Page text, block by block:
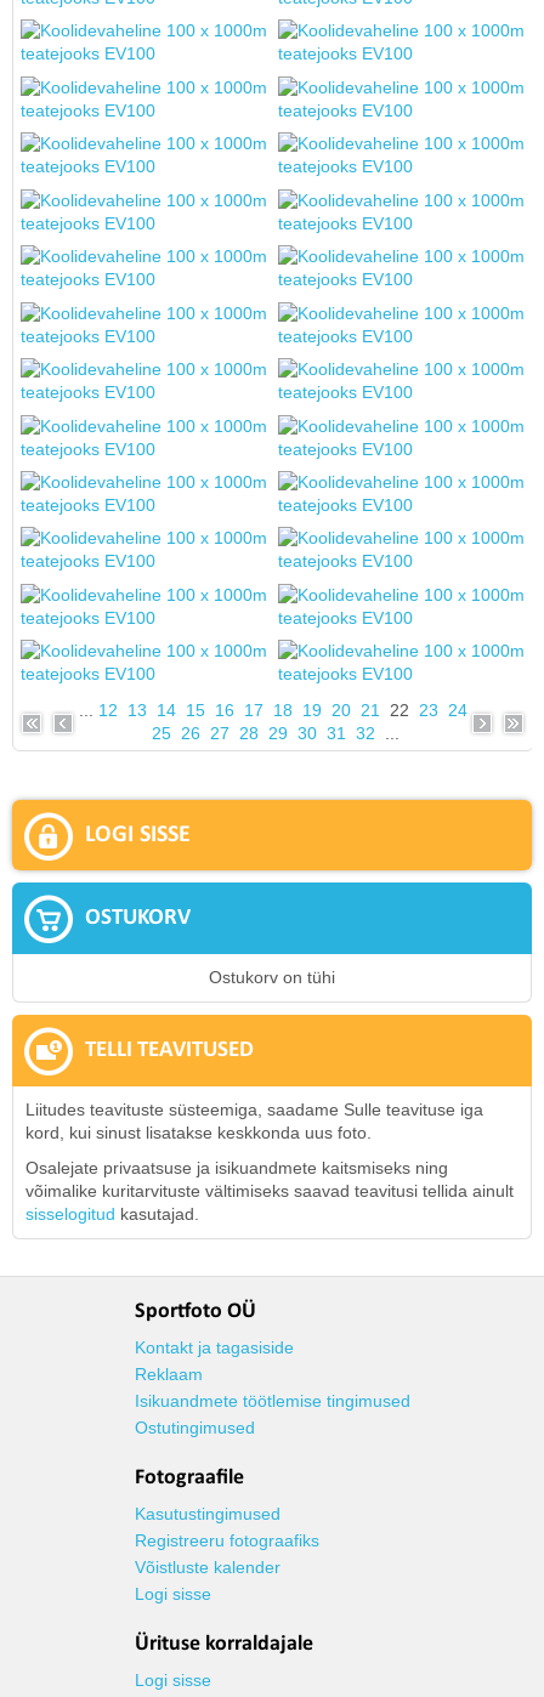
12 13 14 15 16 17 18 19 20 21 22 23
24
25 26 27 28 29 30 31 32
LOGI SISSE
OSTUKORV
Ostukorv on tühi
TELLI TEAVITUSED
Liitudes teavituste süsteemiga, saadame Sulle teavituse iga
kord, kui sinust lisatakse keskkonda uus foto.
Osalejate privaatsuse ja isikuandmete kaitsmiseks ning
võimalike kuritarvituste vältimiseks saavad teavitusi tellida ainult
sisselogitud kasutajad.
Sportfoto OÜ
Kontakt ja tagasiside
Reklaam
Isikuandmete töötlemise tingimused
Ostutingimused
Fotograafile
Kasutustingimused
Registreeru fotograafiks
Võistluste kalender
Logi sisse
Ürituse korraldajale
Logi sisse